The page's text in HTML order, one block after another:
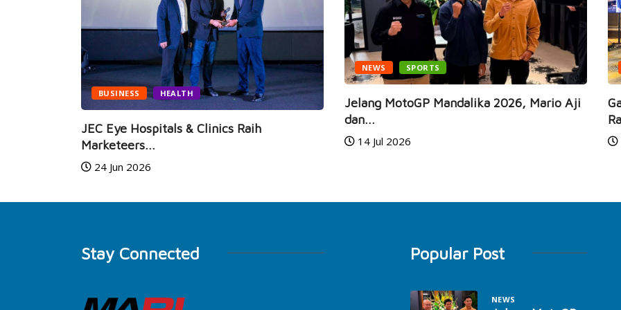
BUSINESS HEALTH
JEC Eye Hospitals & Clinics Raih
Marketeers...
24 Jun 2026
NEWS SPORTS
Jelang MotoGP Mandalika 2026, Mario Aji
14 Jul 2026
Gaia
8 Jul
Stay Connected Popular Post
NEWS